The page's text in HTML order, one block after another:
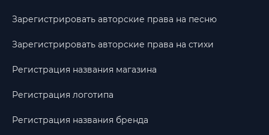
Зарегистрировать авторские права на песню
Зарегистрировать авторские права на стихи
Регистрация названия магазина
Регистрация логотипа
Регистрация названия бренда